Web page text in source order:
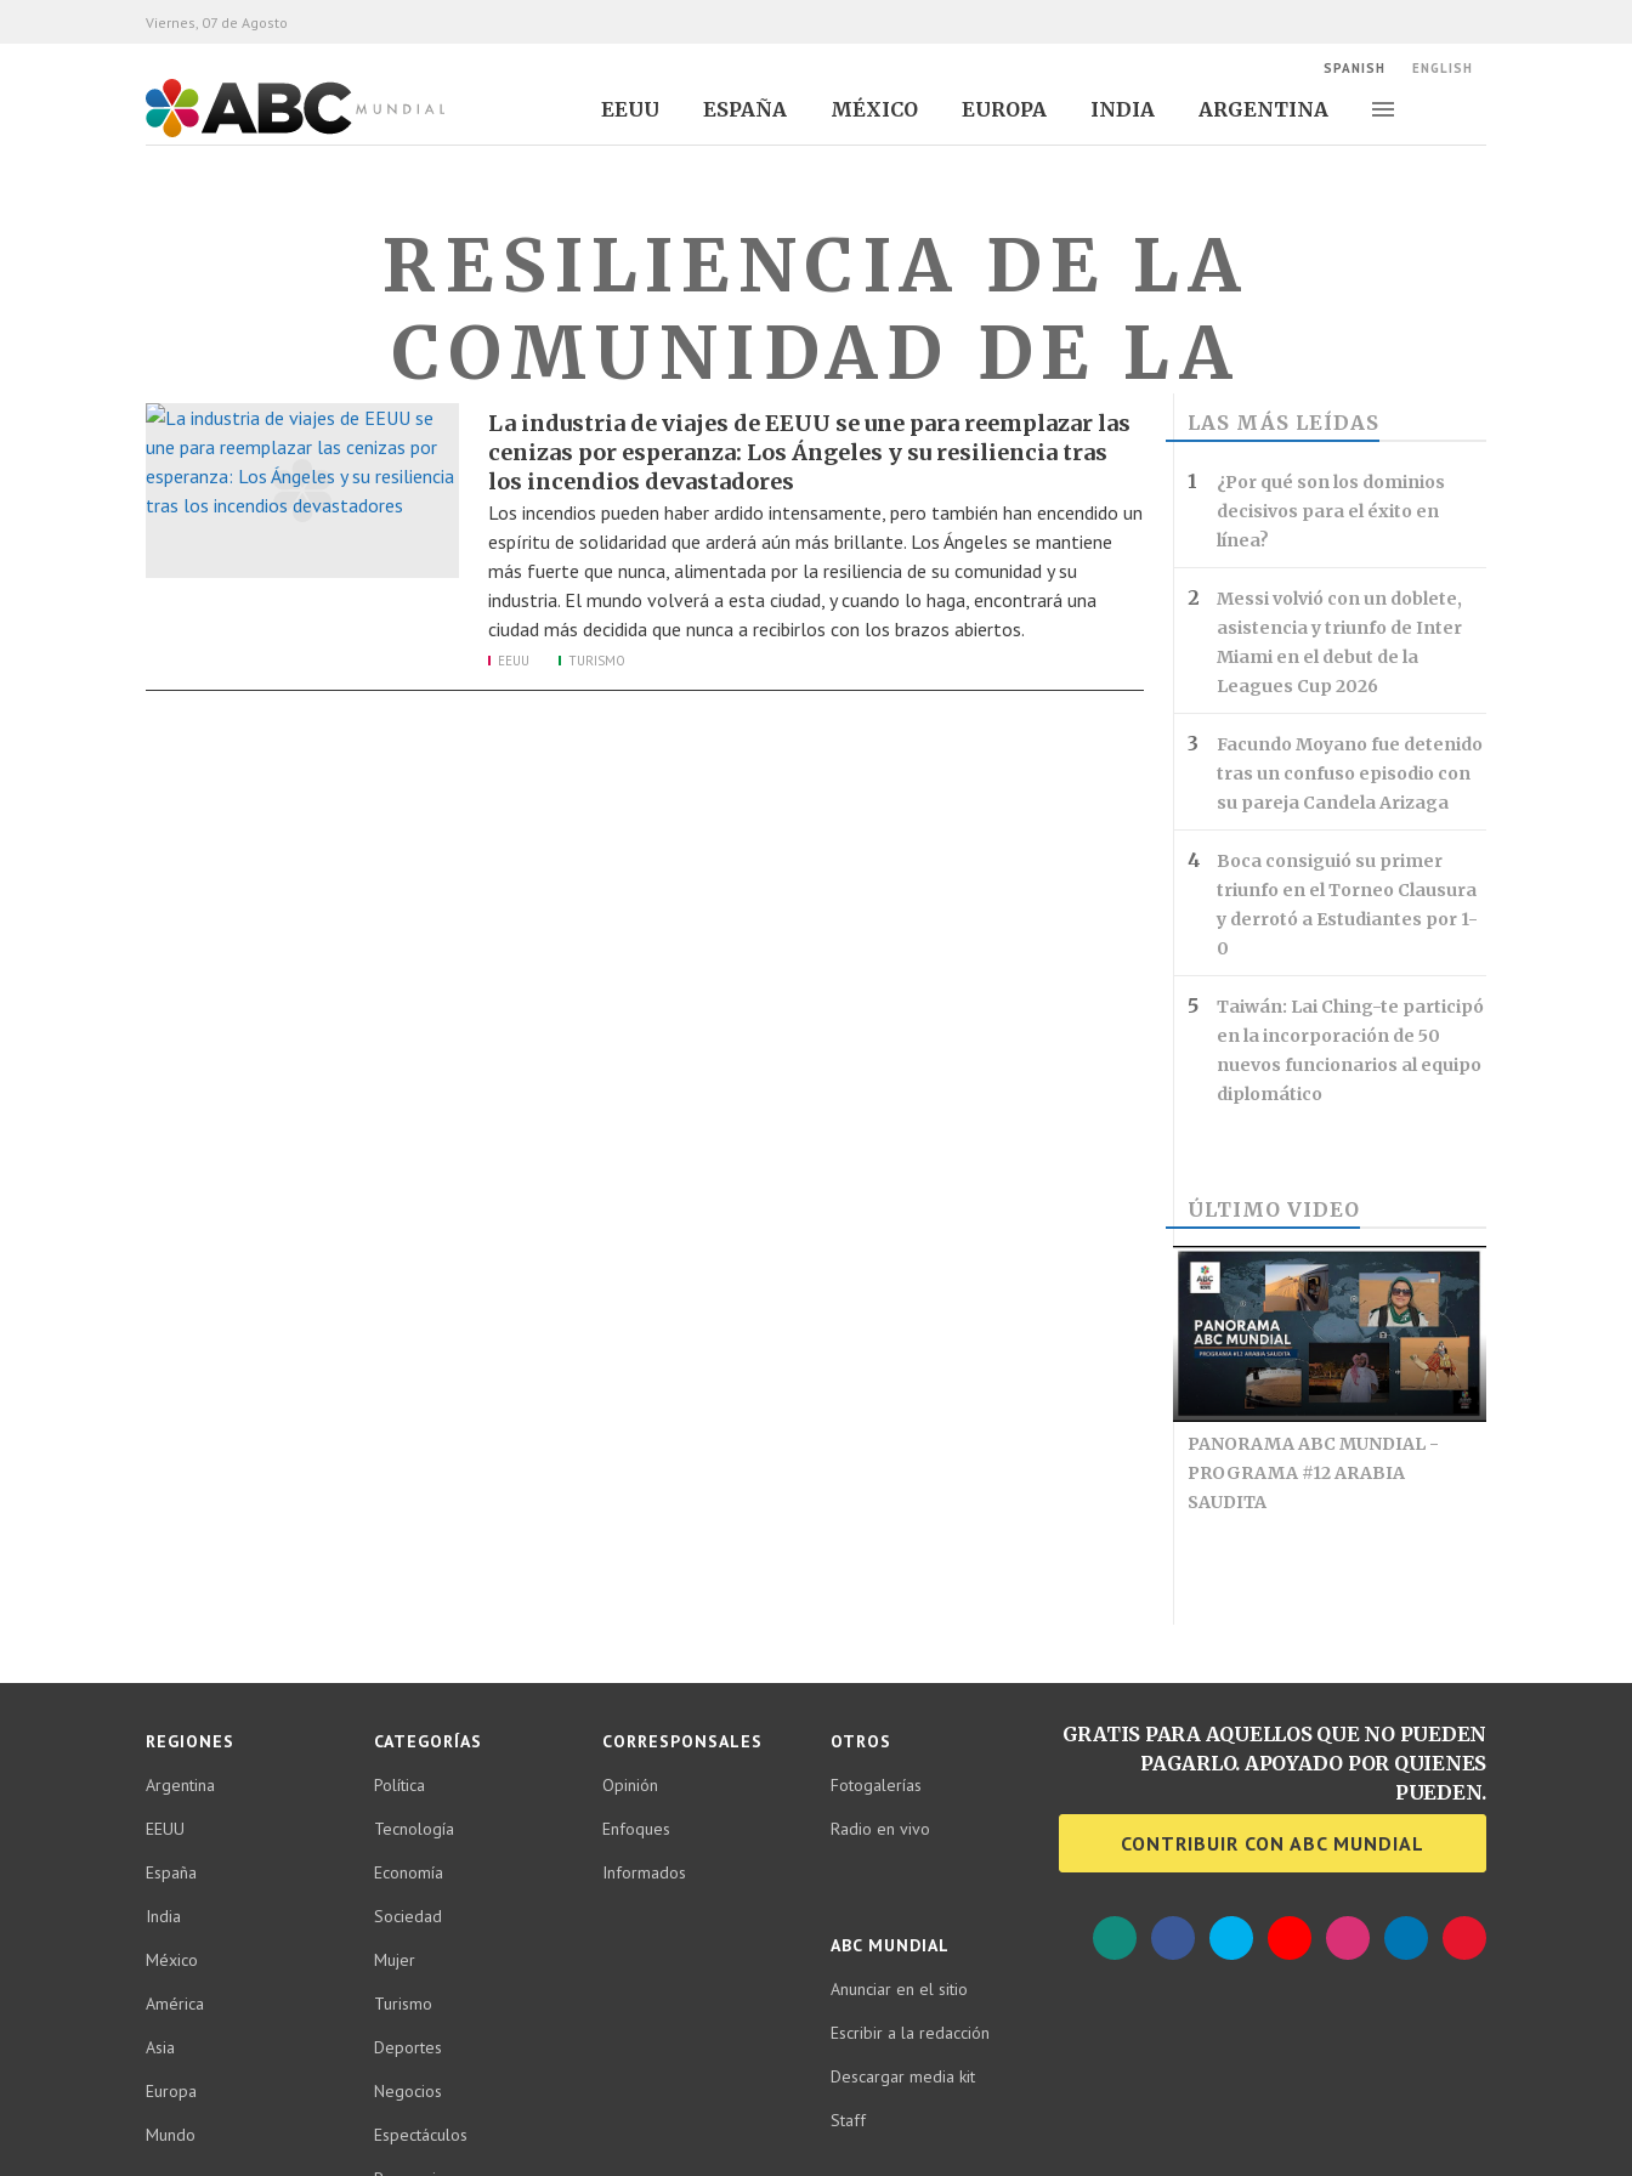
ABC Mundial
EEUU ESPAÑA MÉXICO EUROPA INDIA ARGENTINA
Alternar
Viernes, 07 de Agosto
SPANISH ENGLISH
RESILIENCIA DE LA
COMUNIDAD DE LA
La industria de viajes de EEUU se une para reemplazar las
cenizas por esperanza: Los Ángeles y su resiliencia tras
los incendios devastadores
Los incendios pueden haber ardido intensamente, pero también han encendido un
espíritu de solidaridad que arderá aún más brillante. Los Ángeles se mantiene
más fuerte que nunca, alimentada por la resiliencia de su comunidad y su
industria. El mundo volverá a esta ciudad, y cuando lo haga, encontrará una
ciudad más decidida que nunca a recibirlos con los brazos abiertos.
EEUU TURISMO
LAS MÁS LEÍDAS
¿Por qué son los dominios
decisivos para el éxito en
línea?
Messi volvió con un doblete,
asistencia y triunfo de Inter
Miami en el debut de la
Leagues Cup 2026
Facundo Moyano fue detenido
tras un confuso episodio con
su pareja Candela Arizaga
Boca consiguió su primer
triunfo en el Torneo Clausura
y derrotó a Estudiantes por 1-
0
Taiwán: Lai Ching-te participó
en la incorporación de 50
nuevos funcionarios al equipo
diplomático
ÚLTIMO VIDEO
PANORAMA ABC MUNDIAL -
PROGRAMA #12 ARABIA
SAUDITA
REGIONES
Argentina
EEUU
España
India
México
América
Asia
Europa
Mundo
CATEGORÍAS
Política
Tecnología
Economía
Sociedad
Mujer
Turismo
Deportes
Negocios
Espectáculos
CORRESPONSALES
Opinión
Enfoques
Informados
OTROS
Fotogalerías
Radio en vivo
ABC MUNDIAL
Anunciar en el sitio
Escribir a la redacción
Descargar media kit
Staff
GRATIS PARA AQUELLOS QUE NO PUEDEN
PAGARLO. APOYADO POR QUIENES
PUEDEN.
CONTRIBUIR CON ABC MUNDIAL